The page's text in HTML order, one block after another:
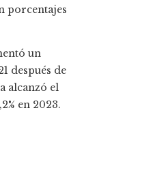
porcentajes
un
después de
alcanzó el
en 2023.